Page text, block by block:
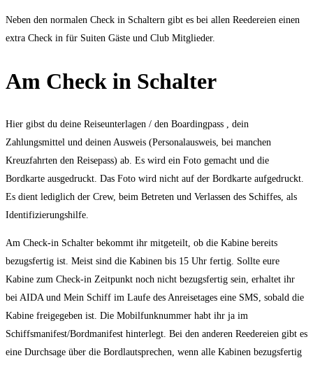
Neben den normalen Check in Schaltern gibt es bei allen Reedereien einen
extra Check in für Suiten Gäste und Club Mitglieder.
Am Check in Schalter
Hier gibst du deine Reiseunterlagen / den Boardingpass , dein
Zahlungsmittel und deinen Ausweis (Personalausweis, bei manchen
Kreuzfahrten den Reisepass) ab. Es wird ein Foto gemacht und die
Bordkarte ausgedruckt. Das Foto wird nicht auf der Bordkarte aufgedruckt.
Es dient lediglich der Crew, beim Betreten und Verlassen des Schiffes, als
Identifizierungshilfe.
Am Check-in Schalter bekommt ihr mitgeteilt, ob die Kabine bereits
bezugsfertig ist. Meist sind die Kabinen bis 15 Uhr fertig. Sollte eure
Kabine zum Check-in Zeitpunkt noch nicht bezugsfertig sein, erhaltet ihr
bei AIDA und Mein Schiff im Laufe des Anreisetages eine SMS, sobald die
Kabine freigegeben ist. Die Mobilfunknummer habt ihr ja im
Schiffsmanifest/Bordmanifest hinterlegt. Bei den anderen Reedereien gibt es
eine Durchsage über die Bordlautsprechen, wenn alle Kabinen bezugsfertig